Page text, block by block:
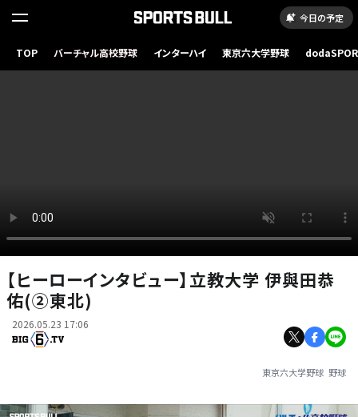
今日の予定
TOP バーチャル高校野球 インターハイ 東京六大学野球
【ヒーローインタビュー】立教大学 伊與田恭
佑(②東北)
2026.05.23 17:06
東京六大学野球 野球